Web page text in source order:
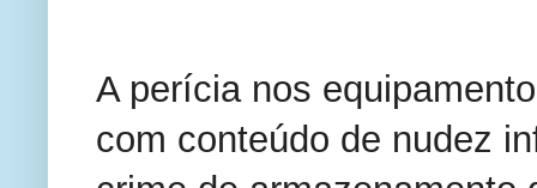
A perícia nos
com conteúdo de nudez